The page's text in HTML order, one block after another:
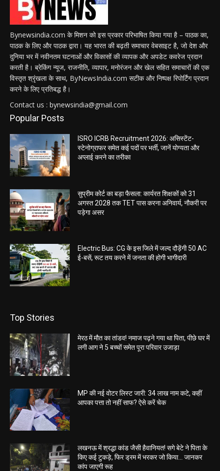
Bynewsindia.com के मिशन को इस प्रकार परिभाषित किया गया है – पाठक का,
पाठक के लिए और पाठक द्वारा। यह भारत की बढ़ती समाचार वेबसाइट है, जो देश और
दुनिया भर में नवीनतम घटनाओं और विकासों की व्यापक और अपडेट कवरेज प्रदान
करती है। ब्रेकिंग न्यूज, राजनीति, व्यापार, मनोरंजन और खेल सहित समाचारों की एक
विस्तृत श्रृंखला के साथ, ByNewsIndia.com सटीक और निष्पक्ष रिपोर्टिंग प्रदान
करने के लिए प्रतिबद्ध है।
Contact us : bynewsindia@gmail.com
Popular Posts
ISRO ICRB Recruitment 2026: असिस्टेंट-
स्टेनोग्राफर समेत कई पदों पर भर्ती, जानें योग्यता और
अप्लाई करने का तरीका
सुप्रीम कोर्ट का बड़ा फैसला: कार्यरत शिक्षकों को 31
अगस्त 2028 तक TET पास करना अनिवार्य, नौकरी पर
पड़ेगा असर
Electric Bus: CG के इस जिले में जल्द दौड़ेंगी 50 AC
ई-बसें, रूट तय करने में जनता की होगी भागीदारी
Top Stories
मेरठ में मौत का तांडव! नमाज पढ़ने गया था पिता, पीछे घर में
लगी आग ने 5 बच्चों समेत पूरा परिवार उजाड़ा
MP की नई वोटर लिस्ट जारी: 34 लाख नाम कटे, कहीं
आपका पत्ता तो नहीं साफ? ऐसे करें चेक
लखनऊ में श्रद्धा कांड जैसी हैवानियत! सगे बेटे ने पिता के
किए कई टुकड़े, फिर ड्रम में भरकर जो किया… जानकर
कांप जाएगी रूह